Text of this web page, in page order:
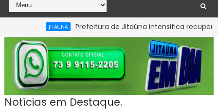
Prefeitura de Jitaúna intensifica recuperação de
BAHIA Exame toxicológico passa a ser obrigatório para 1ª
Notícias em Destaque.